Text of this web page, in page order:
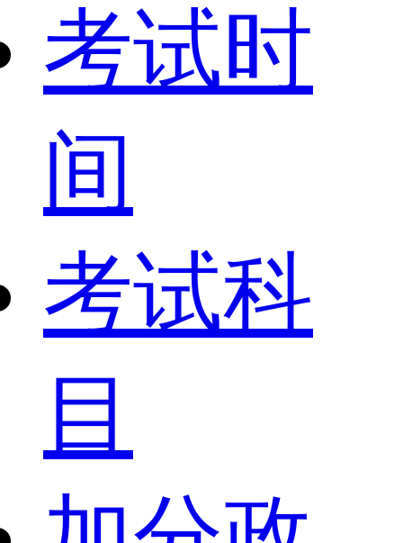
考试时
间
考试科
目